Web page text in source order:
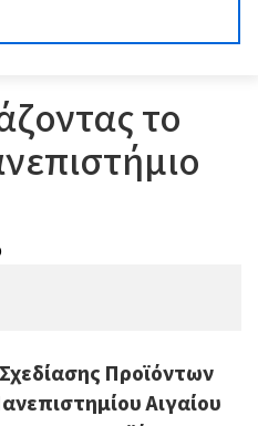
το
Προϊόντων
Αιγαίου